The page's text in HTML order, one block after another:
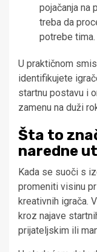
pojačanja na
treba da
potrebe tima.
U praktičnom
identifikujete
startnu postavu i
zamenu na duži
Šta to
naredne
Kada se suoči s
promeniti visinu
kreativnih igrača.
kroz najave
prijateljskim ili